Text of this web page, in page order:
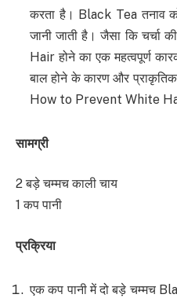
करता है। Black Tea तनाव
जानी जाती है। जैसा कि चर्चा
Hair होने का एक महत्वपूर्ण
बाल होने के कारण और
How to Prevent White
सामग्री
2 बड़े चम्मच काली चाय
1 कप पानी
प्रक्रिया
एक कप पानी में दो बड़े चम्मच